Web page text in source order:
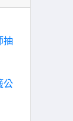
抽
公